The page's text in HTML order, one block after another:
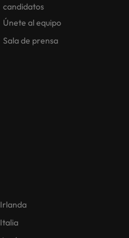
candidatos
Únete al equipo
Sala de prensa
Irlanda
Italia